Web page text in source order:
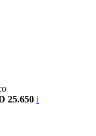
25.650 i